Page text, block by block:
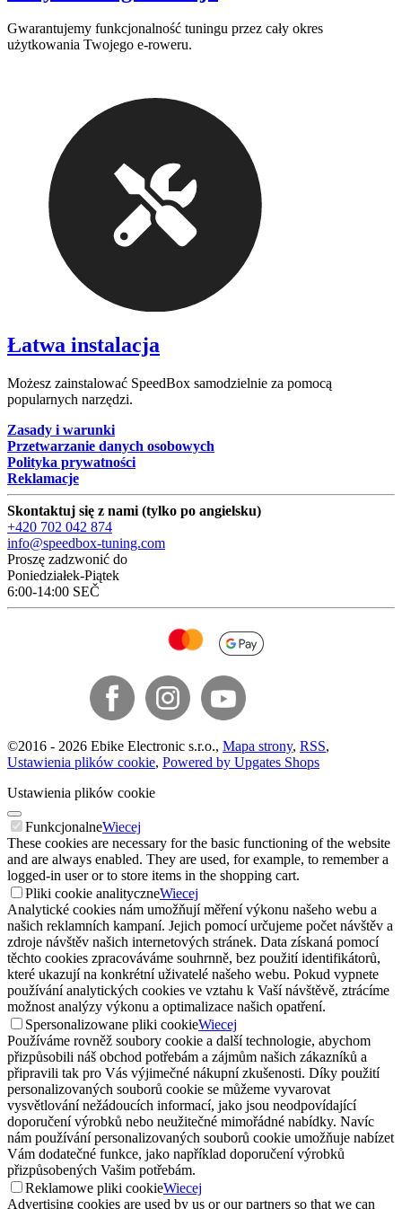
Gwarantujemy funkcjonalność tuningu przez cały okres
użytkowania Twojego e-roweru.
Łatwa instalacja
Możesz zainstalować SpeedBox samodzielnie za pomocą
popularnych narzędzi.
Zasady i warunki
Przetwarzanie danych osobowych
Polityka prywatności
Reklamacje
Skontaktuj się z nami (tylko po angielsku)
+420 702 042 874
info@speedbox-tuning.com
Proszę zadzwonić do
Poniedziałek-Piątek
6:00-14:00 SEČ
©2016 - 2026 Ebike Electronic s.r.o., Mapa strony, RSS,
Ustawienia plików cookie, Powered by Upgates Shops
Ustawienia plików cookie
FunkcjonalneWiecej
These cookies are necessary for the basic functioning of the website
and are always enabled. They are used, for example, to remember a
logged-in user or to store items in the shopping cart.
Pliki cookie analityczneWiecej
Analytické cookies nám umožňují měření výkonu našeho webu a
našich reklamních kampaní. Jejich pomocí určujeme počet návštěv a
zdroje návštěv našich internetových stránek. Data získaná pomocí
těchto cookies zpracováváme souhrnně, bez použití identifikátorů,
které ukazují na konkrétní uživatelé našeho webu. Pokud vypnete
používání analytických cookies ve vztahu k Vaší návštěvě, ztrácíme
možnost analýzy výkonu a optimalizace našich opatření.
Spersonalizowane pliki cookieWiecej
Používáme rovněž soubory cookie a další technologie, abychom
přizpůsobili náš obchod potřebám a zájmům našich zákazníků a
připravili tak pro Vás výjimečné nákupní zkušenosti. Díky použití
personalizovaných souborů cookie se můžeme vyvarovat
vysvětlování nežádoucích informací, jako jsou neodpovídající
doporučení výrobků nebo neužitečné mimořádné nabídky. Navíc
nám používání personalizovaných souborů cookie umožňuje nabízet
Vám dodatečné funkce, jako například doporučení výrobků
přizpůsobených Vašim potřebám.
Reklamowe pliki cookieWiecej
Advertising cookies are used by us or our partners so that we can